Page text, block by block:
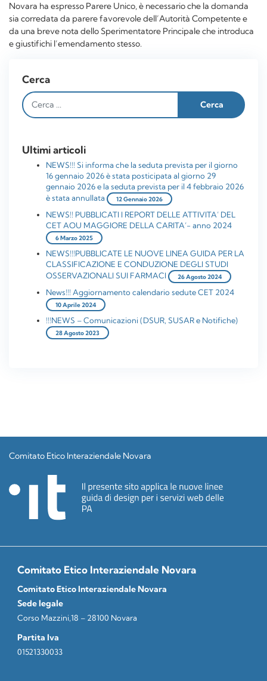
Novara ha espresso Parere Unico, è necessario che la domanda
sia corredata da parere favorevole dell’Autorità Competente e
da una breve nota dello Sperimentatore Principale che introduca
e giustifichi l’emendamento stesso.
Cerca
Ultimi articoli
NEWS!!! Si informa che la seduta prevista per il giorno
16 gennaio 2026 è stata posticipata al giorno 29
gennaio 2026 e la seduta prevista per il 4 febbraio 2026
è stata annullata
12 Gennaio 2026
NEWS!! PUBBLICATI I REPORT DELLE ATTIVITA’ DEL
CET AOU MAGGIORE DELLA CARITA’- anno 2024
6 Marzo 2025
NEWS!!!PUBBLICATE LE NUOVE LINEA GUIDA PER LA
CLASSIFICAZIONE E CONDUZIONE DEGLI STUDI
OSSERVAZIONALI SUI FARMACI
26 Agosto 2024
News!!! Aggiornamento calendario sedute CET 2024
10 Aprile 2024
!!!NEWS – Comunicazioni (DSUR, SUSAR e Notifiche)
28 Agosto 2023
Comitato Etico Interaziendale Novara
Comitato Etico Interaziendale Novara
Comitato Etico Interaziendale Novara
Sede legale
Corso Mazzini,18 – 28100 Novara
Partita Iva
01521330033